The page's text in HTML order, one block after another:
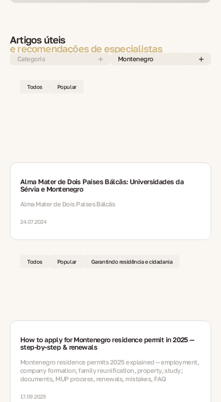
Artigos úteis
e recomendações de especialistas
Categoria Montenegro
Todos Popular
Alma Mater de Dois Países Bálcãs: Universidades da
Sérvia e Montenegro
Alma Mater de Dois Países Bálcãs
24.07.2024
Todos Popular Garantindo residência e cidadania
How to apply for Montenegro residence permit in 2025 —
step-by-step & renewals
Montenegro residence permits 2025 explained — employment,
company formation, family reunification, property, study;
documents, MUP process, renewals, mistakes, FAQ
17.09.2025